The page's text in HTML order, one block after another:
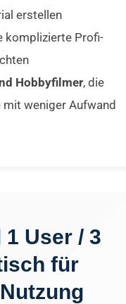
erstellen
komplizierte Profi-
Hobbyfilmer, die
weniger Aufwand
1 User / 3
für